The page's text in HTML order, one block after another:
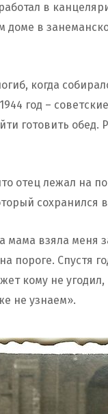
в
доме в
когда
год –
готовить обед.
отец лежал на
сохранился
мама взяла меня
пороге. Спустя
кому не
не узнаем».